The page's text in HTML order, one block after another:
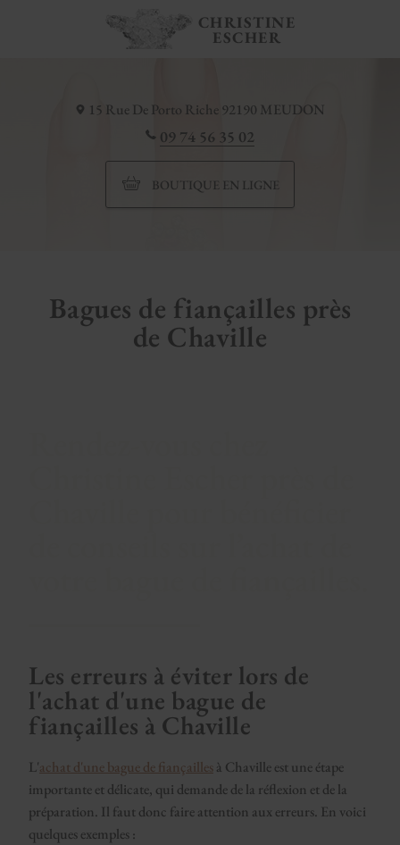
15 Rue De Porto Riche 92190 MEUDON
09 74 56 35 02
BOUTIQUE EN LIGNE
Bagues de fiançailles près
de Chaville
Les erreurs à éviter lors de
l'achat d'une bague de
fiançailles à Chaville
L'achat d'une bague de fiançaillesà Chaville est une étape
importante et délicate, qui demande de la réflexion et de la
préparation. Il faut donc faire attention aux erreurs. En voici
quelques exemples :
CHRISTINE
ESCHER